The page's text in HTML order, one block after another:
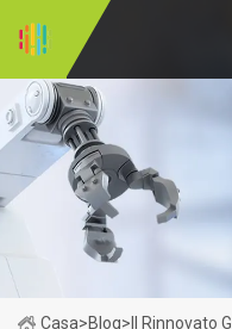
Casa>Blog> Il Rinnovato G